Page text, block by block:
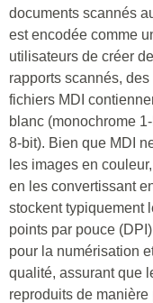
documents scannés
est encodée comme
utilisateurs de créer
rapports scannés,
fichiers MDI
blanc (monochrome
8-bit). Bien que MDI
les images en
en les convertissant
stockent typiquement
points par pouce
pour la numérisation
qualité, assurant que
reproduits de manière